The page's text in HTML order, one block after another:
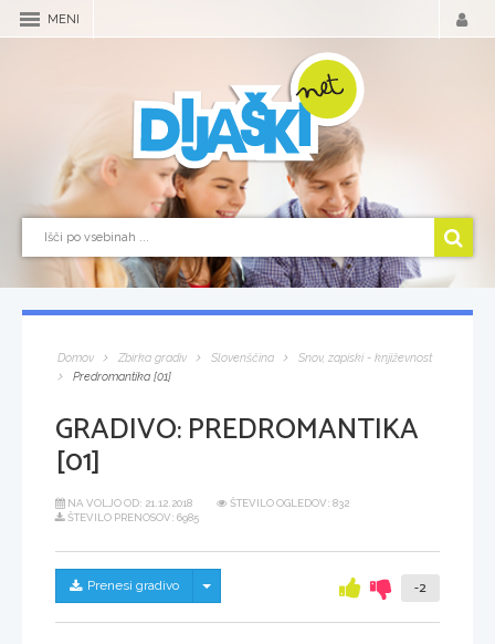
MENI
Domov Zbirka gradiv Slovenščina
Snov, zapiski - književnost
Predromantika [01]
GRADIVO:PREDROMANTIKA
[01]
NA VOLJO OD: 21.12.2018
ŠTEVILO OGLEDOV: 832
ŠTEVILO PRENOSOV: 6985
Prenesi gradivo Skrij/prikaži meni -2